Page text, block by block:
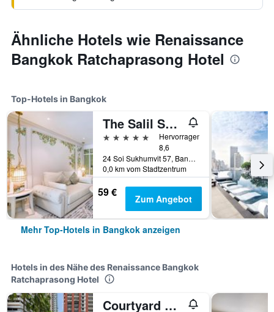
Ähnliche Hotels wie Renaissance
Bangkok Ratchaprasong Hotel
Top-Hotels in Bangkok
The Salil Sukhumvit 57 - Thonglor
5 Sterne
Hervorragend
8,6
24 Soi Sukhumvit 57, Bangkok, Thailand
0,0 km vom Stadtzentrum
59 € Zum Angebot
Mehr Top-Hotels in Bangkok anzeigen
Hotels in des Nähe des Renaissance Bangkok
Ratchaprasong Hotel
Courtyard by Marriott Bangkok